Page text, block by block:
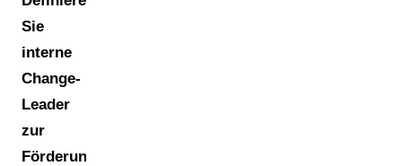
Sie
interne
Change-
Leader
zur
Förderung